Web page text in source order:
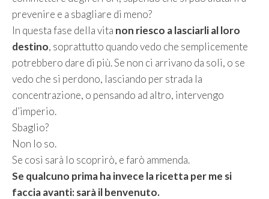
prevenire e a sbagliare di meno?
In questa fase della vita non riesco a lasciarli al loro
destino, soprattutto quando vedo che semplicemente
potrebbero dare di più. Se non ci arrivano da soli, o se
vedo che si perdono, lasciando per strada la
concentrazione, o pensando ad altro, intervengo
d’imperio.
Sbaglio?
Non lo so.
Se così sarà lo scoprirò, e farò ammenda.
Se qualcuno prima ha invece la ricetta per me si
faccia avanti: sarà il benvenuto.